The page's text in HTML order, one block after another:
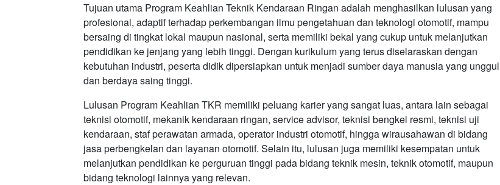
Tujuan utama Program Keahlian Teknik Kendaraan Ringan adalah menghasilkan lulusan yang
profesional, adaptif terhadap perkembangan ilmu pengetahuan dan teknologi otomotif, mampu
bersaing di tingkat lokal maupun nasional, serta memiliki bekal yang cukup untuk melanjutkan
pendidikan ke jenjang yang lebih tinggi. Dengan kurikulum yang terus diselaraskan dengan
kebutuhan industri, peserta didik dipersiapkan untuk menjadi sumber daya manusia yang unggul
dan berdaya saing tinggi.
Lulusan Program Keahlian TKR memiliki peluang karier yang sangat luas, antara lain sebagai
teknisi otomotif, mekanik kendaraan ringan, service advisor, teknisi bengkel resmi, teknisi uji
kendaraan, staf perawatan armada, operator industri otomotif, hingga wirausahawan di bidang
jasa perbengkelan dan layanan otomotif. Selain itu, lulusan juga memiliki kesempatan untuk
melanjutkan pendidikan ke perguruan tinggi pada bidang teknik mesin, teknik otomotif, maupun
bidang teknologi lainnya yang relevan.